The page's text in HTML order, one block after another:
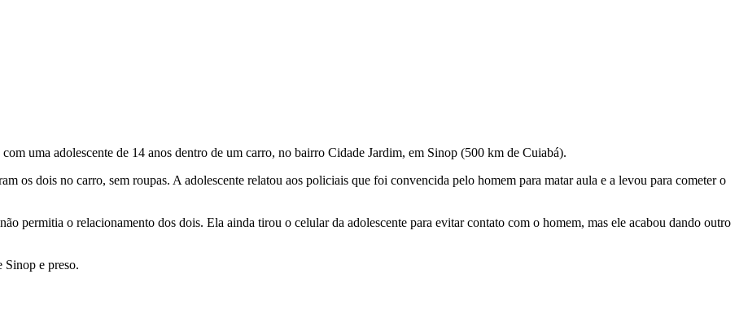
uma adolescente de 14 anos dentro de um carro, no bairro Cidade Jardim, em Sinop (500 km de Cuiabá).
os dois no carro, sem roupas. A adolescente relatou aos policiais que foi convencida pelo homem para matar aula e a levou para cometer o
permitia o relacionamento dos dois. Ela ainda tirou o celular da adolescente para evitar contato com o homem, mas ele acabou dando outro
Sinop e preso.